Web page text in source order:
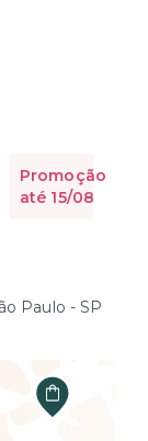
Promoção
até 15/08
Paulo - SP